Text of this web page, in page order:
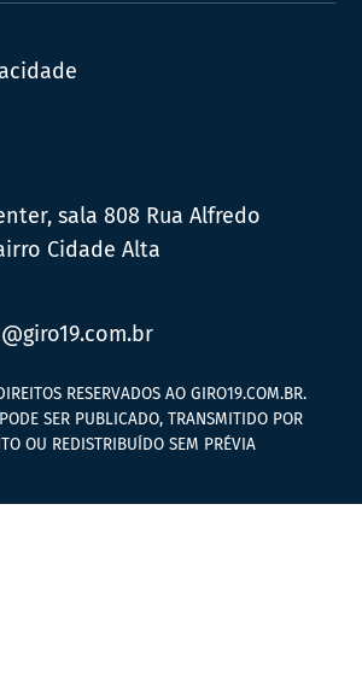
sala 808 Rua Alfredo
Cidade Alta
RESERVADOS AO GIRO19.COM.BR.
SER PUBLICADO, TRANSMITIDO POR
OU REDISTRIBUÍDO SEM PRÉVIA